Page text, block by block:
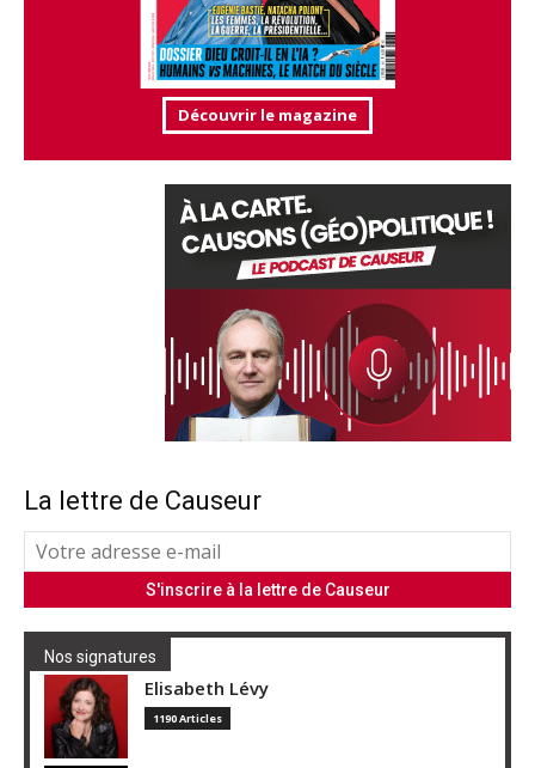
Découvrir le magazine
La lettre de Causeur
Nos signatures
Elisabeth Lévy
1190 Articles